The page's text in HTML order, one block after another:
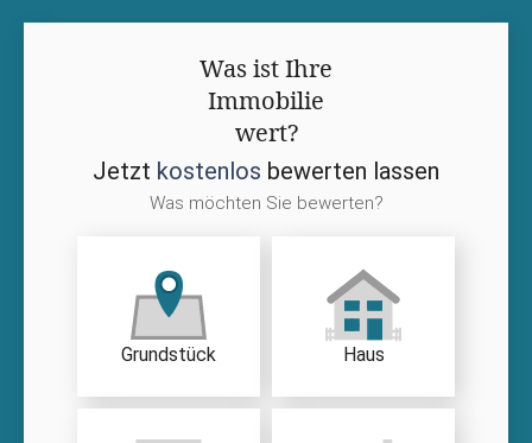
Was ist Ihre
Immobilie
wert?
Jetzt kostenlos bewerten lassen
Was möchten Sie bewerten?
Grundstück Haus